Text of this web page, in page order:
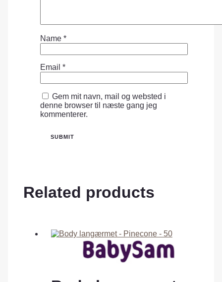
Name *
Email *
Gem mit navn, mail og websted i
denne browser til næste gang jeg
kommenterer.
Related products